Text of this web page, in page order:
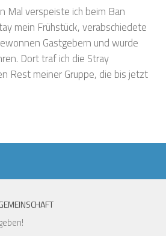
Mal verspeiste ich beim Ban
mein Frühstück, verabschiedete
Gastgebern und wurde
Dort traf ich die Stray
Rest meiner Gruppe, die bis jetzt